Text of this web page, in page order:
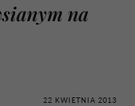
na
22 KWIETNIA 2013